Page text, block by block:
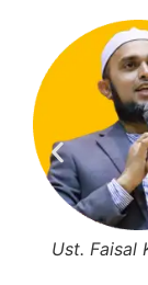
Ust. Faisal